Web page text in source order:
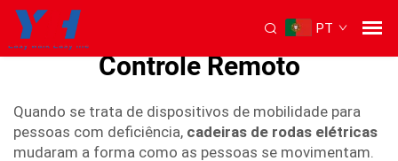
PT
cadeira de Rodas Elétrica com
Controle Remoto
Quando se trata de dispositivos de mobilidade para
pessoas com deficiência, cadeiras de rodas elétricas
mudaram a forma como as pessoas se movimentam.